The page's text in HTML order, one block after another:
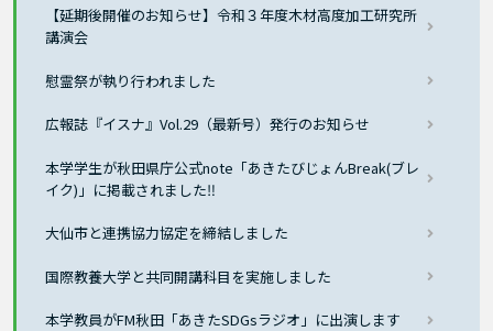
【延期後開催のお知らせ】令和３年度木材高度加工研究所
講演会
慰霊祭が執り行われました
広報誌『イスナ』Vol.29（最新号）発行のお知らせ
本学学生が秋田県庁公式note「あきたびじょんBreak(ブレ
イク)」に掲載されました‼
大仙市と連携協力協定を締結しました
国際教養大学と共同開講科目を実施しました
本学教員がFM秋田「あきたSDGsラジオ」に出演します